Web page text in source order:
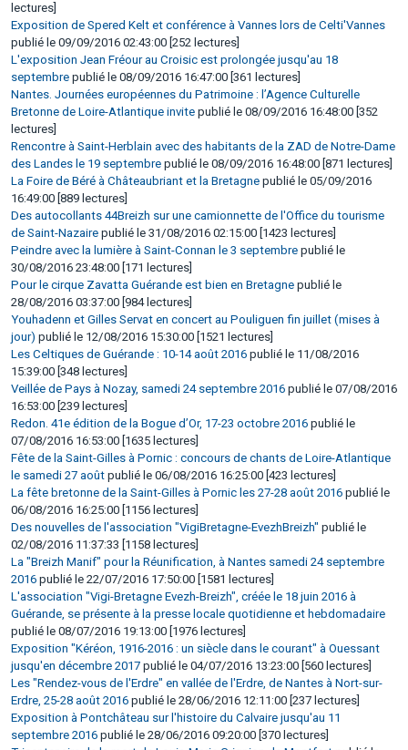
lectures]
Exposition de Spered Kelt et conférence à Vannes lors de Celti'Vannes
publié le 09/09/2016 02:43:00 [252 lectures]
L'exposition Jean Fréour au Croisic est prolongée jusqu'au 18
septembre publié le 08/09/2016 16:47:00 [361 lectures]
Nantes. Journées européennes du Patrimoine : l’Agence Culturelle
Bretonne de Loire-Atlantique invite publié le 08/09/2016 16:48:00 [352
lectures]
Rencontre à Saint-Herblain avec des habitants de la ZAD de Notre-Dame
des Landes le 19 septembre publié le 08/09/2016 16:48:00 [871 lectures]
La Foire de Béré à Châteaubriant et la Bretagne publié le 05/09/2016
16:49:00 [889 lectures]
Des autocollants 44Breizh sur une camionnette de l'Office du tourisme
de Saint-Nazaire publié le 31/08/2016 02:15:00 [1423 lectures]
Peindre avec la lumière à Saint-Connan le 3 septembre publié le
30/08/2016 23:48:00 [171 lectures]
Pour le cirque Zavatta Guérande est bien en Bretagne publié le
28/08/2016 03:37:00 [984 lectures]
Youhadenn et Gilles Servat en concert au Pouliguen fin juillet (mises à
jour) publié le 12/08/2016 15:30:00 [1521 lectures]
Les Celtiques de Guérande : 10-14 août 2016 publié le 11/08/2016
15:39:00 [348 lectures]
Veillée de Pays à Nozay, samedi 24 septembre 2016 publié le 07/08/2016
16:53:00 [239 lectures]
Redon. 41e édition de la Bogue d’Or, 17-23 octobre 2016 publié le
07/08/2016 16:53:00 [1635 lectures]
Fête de la Saint-Gilles à Pornic : concours de chants de Loire-Atlantique
le samedi 27 août publié le 06/08/2016 16:25:00 [423 lectures]
La fête bretonne de la Saint-Gilles à Pornic les 27-28 août 2016 publié le
06/08/2016 16:25:00 [1156 lectures]
Des nouvelles de l'association "VigiBretagne-EvezhBreizh" publié le
02/08/2016 11:37:33 [1158 lectures]
La "Breizh Manif" pour la Réunification, à Nantes samedi 24 septembre
2016 publié le 22/07/2016 17:50:00 [1581 lectures]
L'association "Vigi-Bretagne Evezh-Breizh", créée le 18 juin 2016 à
Guérande, se présente à la presse locale quotidienne et hebdomadaire
publié le 08/07/2016 19:13:00 [1976 lectures]
Exposition "Kéréon, 1916-2016 : un siècle dans le courant" à Ouessant
jusqu'en décembre 2017 publié le 04/07/2016 13:23:00 [560 lectures]
Les "Rendez-vous de l'Erdre" en vallée de l'Erdre, de Nantes à Nort-sur-
Erdre, 25-28 août 2016 publié le 28/06/2016 12:11:00 [237 lectures]
Exposition à Pontchâteau sur l'histoire du Calvaire jusqu'au 11
septembre 2016 publié le 28/06/2016 09:20:00 [370 lectures]